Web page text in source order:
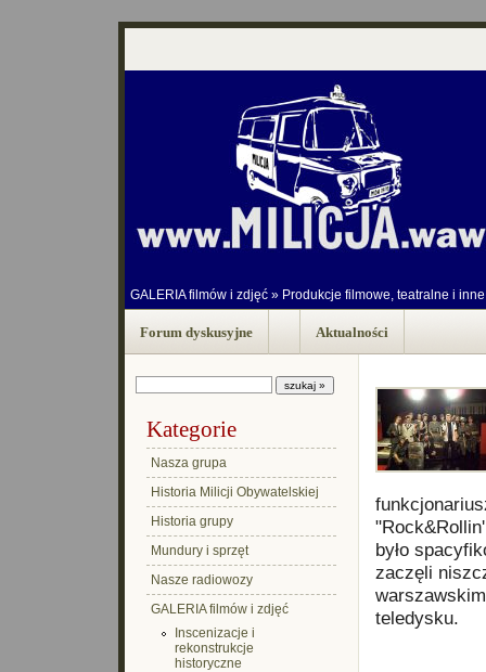
GALERIA filmów i zdjęć » Produkcje filmowe, teatralne i inne
Forum dyskusyjne Aktualności
Kategorie
Nasza grupa
Historia Milicji Obywatelskiej
Historia grupy
Mundury i sprzęt
Nasze radiowozy
GALERIA filmów i zdjęć
Inscenizacje i
rekonstrukcje
historyczne
było
zaczęli
teledysku.